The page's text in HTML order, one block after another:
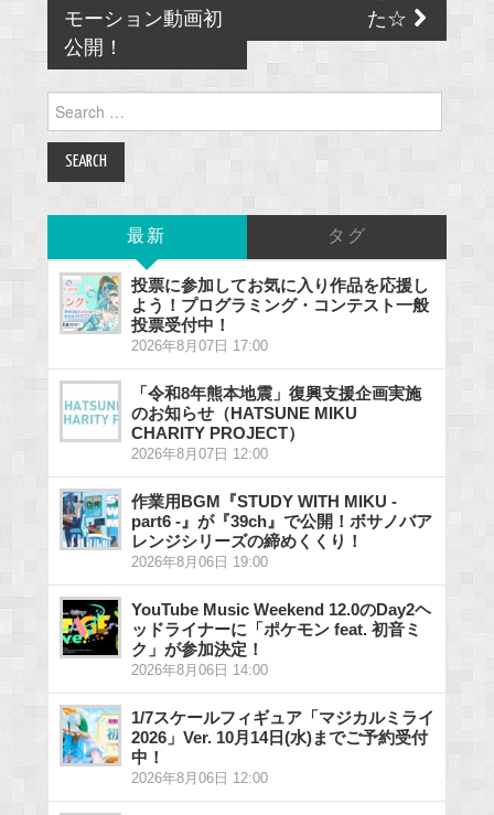
モーション動画初
公開！
た☆
Search
for:
最新 タグ
投票に参加してお気に入り作品を応援し
よう！プログラミング・コンテスト一般
投票受付中！
2026年8月07日 17:00
「令和8年熊本地震」復興支援企画実施
のお知らせ（HATSUNE MIKU
CHARITY PROJECT）
2026年8月07日 12:00
作業用BGM『STUDY WITH MIKU -
part6 -』が『39ch』で公開！ボサノバア
レンジシリーズの締めくくり！
2026年8月06日 19:00
YouTube Music Weekend 12.0のDay2ヘ
ッドライナーに「ポケモン feat. 初音ミ
ク」が参加決定！
2026年8月06日 14:00
1/7スケールフィギュア「マジカルミライ
2026」Ver. 10月14日(水)までご予約受付
中！
2026年8月06日 12:00